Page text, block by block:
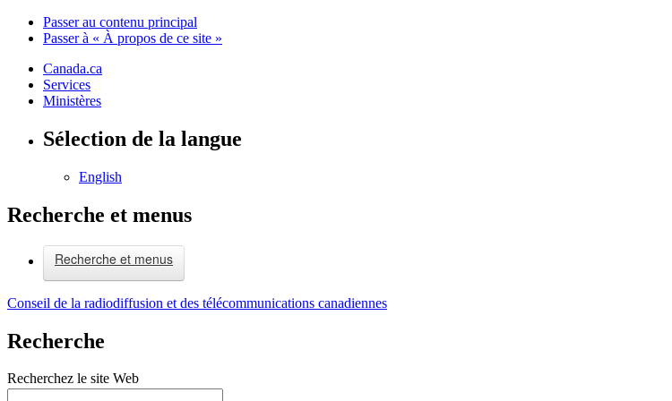
Passer au contenu principal
Passer à « À propos de ce site »
Canada.ca
Services
Ministères
Sélection de la langue
English
Recherche et menus
Recherche et menus
Conseil de la radiodiffusion et des télécommunications canadiennes
Recherche
Recherchez le site Web